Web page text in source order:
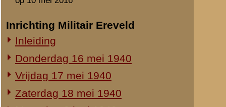
Foto's berging en identificatie
Monument 8 R.I. (2010-heden)
Monument gevallenen zonder
aanwijsbaar graf
Duitse begravingen 1940-1945
Herdenking 8 R.I. 2e Pinksterdag
2e Pinksterdag 2005
2e Pinksterdag 2004